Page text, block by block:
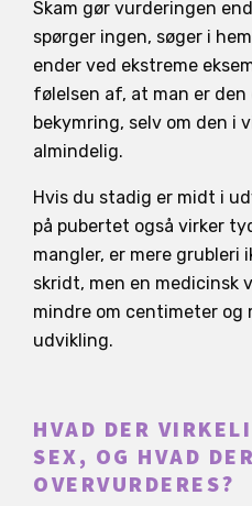
Skam gør vurderingen
spørger ingen, søger i
ender ved ekstreme
følelsen af, at man er den
bekymring, selv om den i
almindelig.
Hvis du stadig er midt i
på pubertet også virker
mangler, er mere
skridt, men en medicinsk
mindre om centimeter og
udvikling.
HVAD DER
SEX, OG HVAD
OVERVURDERES?